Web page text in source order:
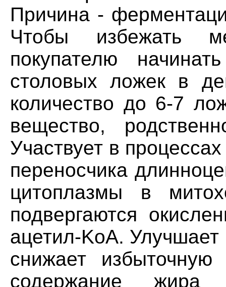
Причина -
Чтобы избежать
покупателю
столовых ложек в
количество до 6-7
вещество,
Участвует в
переносчика
цитоплазмы в
подвергаются
ацетил-KoA.
снижает
содержание